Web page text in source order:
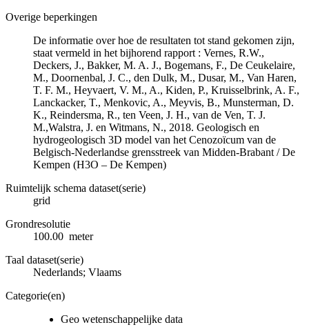
Overige beperkingen
De informatie over hoe de resultaten tot stand gekomen zijn,
staat vermeld in het bijhorend rapport : Vernes, R.W.,
Deckers, J., Bakker, M. A. J., Bogemans, F., De Ceukelaire,
M., Doornenbal, J. C., den Dulk, M., Dusar, M., Van Haren,
T. F. M., Heyvaert, V. M., A., Kiden, P., Kruisselbrink, A. F.,
Lanckacker, T., Menkovic, A., Meyvis, B., Munsterman, D.
K., Reindersma, R., ten Veen, J. H., van de Ven, T. J.
M.,Walstra, J. en Witmans, N., 2018. Geologisch en
hydrogeologisch 3D model van het Cenozoïcum van de
Belgisch-Nederlandse grensstreek van Midden-Brabant / De
Kempen (H3O – De Kempen)
Ruimtelijk schema dataset(serie)
grid
Grondresolutie
100.00 meter
Taal dataset(serie)
Nederlands; Vlaams
Categorie(en)
Geo wetenschappelijke data